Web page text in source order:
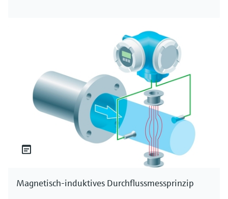
Magnetisch-induktives Durchflussmessprinzip